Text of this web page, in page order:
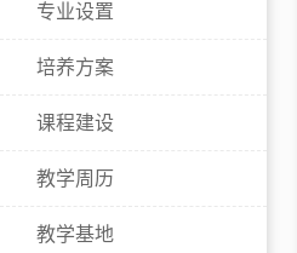
专业设置
培养方案
课程建设
教学周历
教学基地